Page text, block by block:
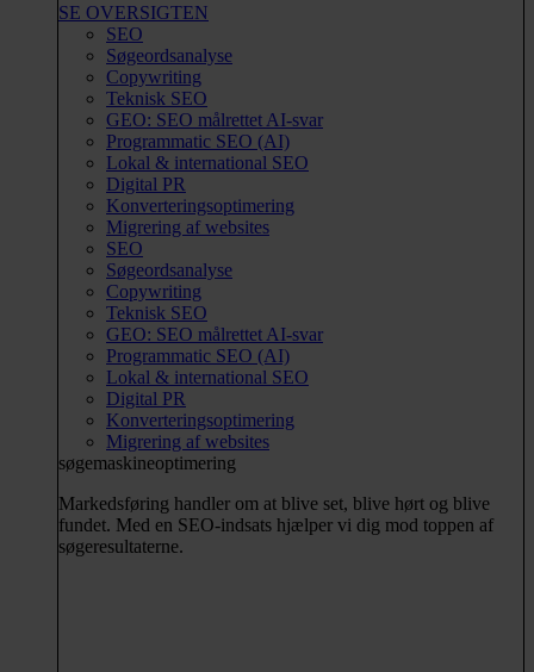
SE OVERSIGTEN
SEO
Søgeordsanalyse
Copywriting
Teknisk SEO
GEO: SEO målrettet AI-svar
Programmatic SEO (AI)
Lokal & international SEO
Digital PR
Konverteringsoptimering
Migrering af websites
SEO
Søgeordsanalyse
Copywriting
Teknisk SEO
GEO: SEO målrettet AI-svar
Programmatic SEO (AI)
Lokal & international SEO
Digital PR
Konverteringsoptimering
Migrering af websites
søgemaskineoptimering
Markedsføring handler om at blive set, blive hørt og blive
fundet. Med en SEO-indsats hjælper vi dig mod toppen af
søgeresultaterne.